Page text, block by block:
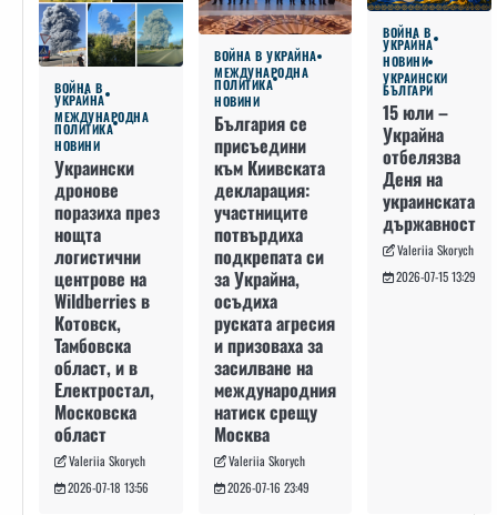
ВОЙНА В
УКРАЙНА
МЕЖДУНАРОДНА
ПОЛИТИКА
НОВИНИ
Украински
дронове
поразиха през
нощта
логистични
центрове на
Wildberries в
Котовск,
Тамбовска
област, и в
Електростал,
Московска
област
Valeriia Skorych
2026-07-18 13:56
ВОЙНА В УКРАЙНА
МЕЖДУНАРОДНА
ПОЛИТИКА
НОВИНИ
България се
присъедини
към Киивската
декларация:
участниците
потвърдиха
подкрепата си
за Украйна,
осъдиха
руската агресия
и призоваха за
засилване на
международния
натиск срещу
Москва
Valeriia Skorych
2026-07-16 23:49
ВОЙНА В
УКРАЙНА
НОВИНИ
УКРАИНСКИ
БЪЛГАРИ
15 юли –
Украйна
отбелязва
Деня на
украинската
държавност
Valeriia Skorych
2026-07-15 13:29